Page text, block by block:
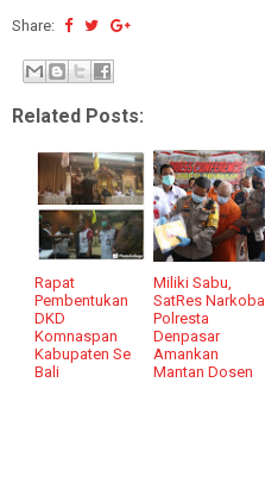
Share:
Related Posts:
Rapat
Pembentukan
DKD
Komnaspan
Kabupaten Se
Bali
Miliki Sabu,
SatRes Narkoba
Polresta
Denpasar
Amankan
Mantan Dosen